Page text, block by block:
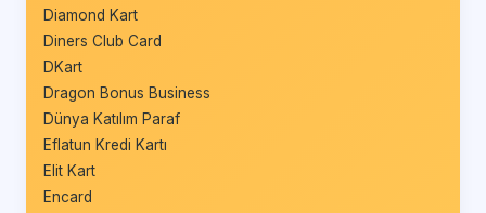
Diamond Kart
Diners Club Card
DKart
Dragon Bonus Business
Dünya Katılım Paraf
Eflatun Kredi Kartı
Elit Kart
Encard